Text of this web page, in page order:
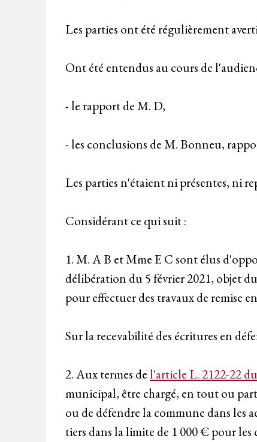
Les parties ont été régulièrement
Ont été entendus au cours de
- le rapport de M. D,
- les conclusions de M. Bonneu,
Les parties n'étaient ni présentes, ni
Considérant ce qui suit :
1. M. A B et Mme E C sont élus
délibération du 5 février 2021, objet
pour effectuer des travaux de remise
Sur la recevabilité des écritures en
2. Aux termes del'article L. 2122-22
municipal, être chargé, en tout ou
ou de défendre la commune dans les
tiers dans la limite de 1 000 € pour